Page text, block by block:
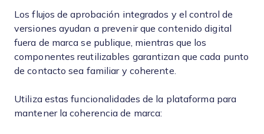
Los flujos de aprobación integrados y el control de
versiones ayudan a prevenir que contenido digital
fuera de marca se publique, mientras que los
componentes reutilizables garantizan que cada punto
de contacto sea familiar y coherente.
Utiliza estas funcionalidades de la plataforma para
mantener la coherencia de marca: